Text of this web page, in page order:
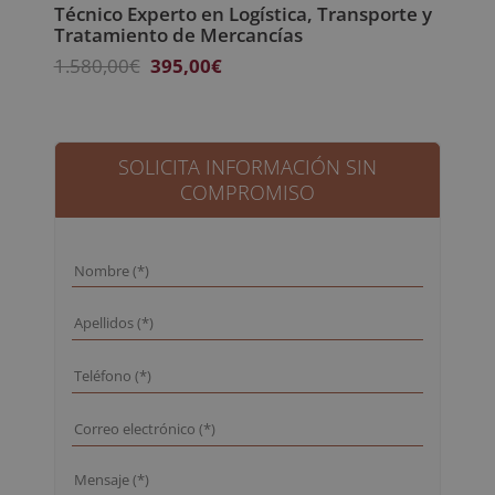
Técnico Experto en Logística, Transporte y
Tratamiento de Mercancías
1.580,00€ El
era:
1.580,00€.
395,00€El
es:
395,00€.
SOLICITA INFORMACIÓN SIN
COMPROMISO